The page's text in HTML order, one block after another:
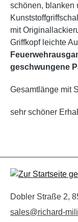
schönen, blanken
mit
Griffkopf leichte
geschwungene
Gesamtlänge mit
sehr schöner
Dobler Straße 2,
sales@richard-